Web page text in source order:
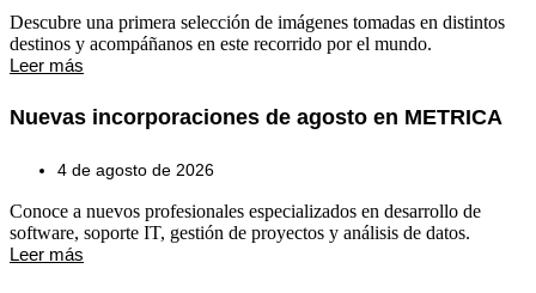
Descubre una primera selección de imágenes tomadas en distintos
destinos y acompáñanos en este recorrido por el mundo.
Leer más
Nuevas incorporaciones de agosto en METRICA
4 de agosto de 2026
Conoce a nuevos profesionales especializados en desarrollo de
software, soporte IT, gestión de proyectos y análisis de datos.
Leer más